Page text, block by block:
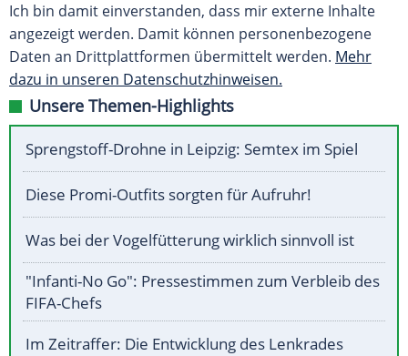
Ich bin damit einverstanden, dass mir externe Inhalte
angezeigt werden. Damit können personenbezogene
Daten an Drittplattformen übermittelt werden. Mehr
dazu in unseren Datenschutzhinweisen.
Unsere Themen-Highlights
Sprengstoff-Drohne in Leipzig: Semtex im Spiel
Diese Promi-Outfits sorgten für Aufruhr!
Was bei der Vogelfütterung wirklich sinnvoll ist
"Infanti-No Go": Pressestimmen zum Verbleib des
FIFA-Chefs
Im Zeitraffer: Die Entwicklung des Lenkrades